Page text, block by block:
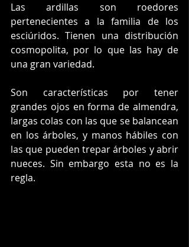
Las ardillas son roedores
pertenecientes a la familia de los
esciúridos. Tienen una distribución
cosmopolita, por lo que las hay de
una gran variedad.
Son características por tener
grandes ojos en forma de almendra,
largas colas con las que se balancean
en los árboles, y manos hábiles con
las que pueden trepar árboles y abrir
nueces. Sin embargo esta no es la
regla.